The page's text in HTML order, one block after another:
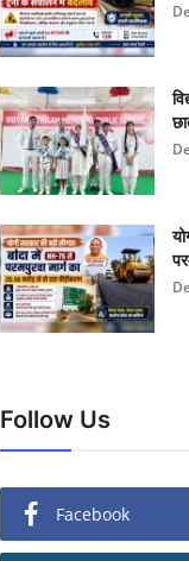
Follow Us
Facebook